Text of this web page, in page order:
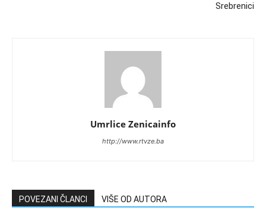
Srebrenici
Umrlice Zenicainfo
http://www.rtvze.ba
POVEZANI ČLANCI VIŠE OD AUTORA